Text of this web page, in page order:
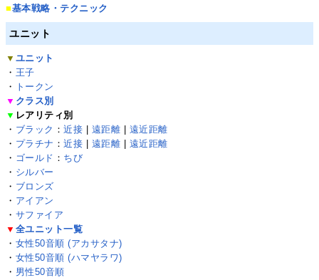
■基本戦略・テクニック
ユニット
▼ ユニット
・ 王子
・
トークン
▼ クラス別
▼ レアリティ別
・ ブラック ：近接 遠距離
遠近距離
・ プラチナ ：近接 遠距離
遠近距離
・ ゴールド ： ちび
・ シルバー
・ ブロンズ
・ アイアン
・ サファイア
▼ 全ユニット一覧
・ 女性50音順 (アカサタナ)
・ 女性50音順 (ハマヤラワ)
・ 男性50音順